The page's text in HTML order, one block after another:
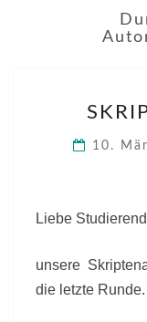
10.
Liebe
unsere
die letzte Runde.